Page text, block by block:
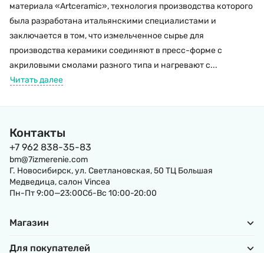
материала «Artceramic», технология производства которого
была разработана итальянскими специалистами и
заключается в том, что измельченное сырье для
производства керамики соединяют в пресс-форме с
акриловыми смолами разного типа и нагревают с...
Читать далее
Контакты
+7 962 838-35-83
bm@7izmerenie.com
Г. Новосибирск, ул. Светлановская, 50 ТЦ Большая
Медведица, салон Vincea
Пн-Пт 9:00—23:00Сб-Вс 10:00-20:00
Магазин
Для покупателей